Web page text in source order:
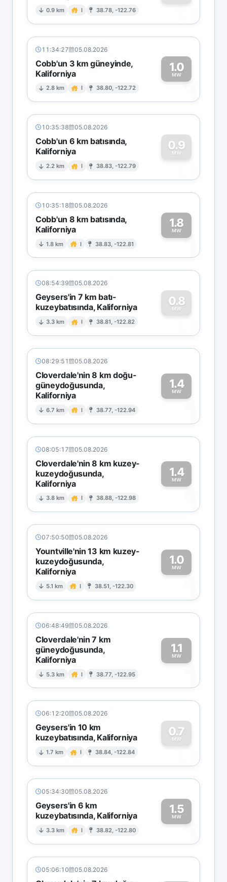
0.9 km I 38.78, -122.76 0
11:34:27 05.08.2026
Cobb'un 3 km güneyinde,
Kaliforniya
2.8 km I 38.80, -122.72
1.0
MW1
10:35:38 05.08.2026
Cobb'un 6 km batısında,
Kaliforniya
2.2 km I 38.83, -122.79
0.9
MW
0
10:35:18 05.08.2026
Cobb'un 8 km batısında,
Kaliforniya
1.8 km I 38.83, -122.81
1.8
MW1
08:54:39 05.08.2026
Geysers'in 7 km batı-
kuzeybatısında, Kaliforniya
3.3 km I 38.81, -122.82
0.8
MW
0
08:29:51 05.08.2026
Cloverdale'nin 8 km doğu-
güneydoğusunda,
Kaliforniya
6.7 km I 38.77, -122.94
1.4
MW
1
08:05:17 05.08.2026
Cloverdale'nin 8 km kuzey-
kuzeydoğusunda,
Kaliforniya
3.8 km I 38.88, -122.98
1.4
MW
1
07:50:50 05.08.2026
Yountville'nin 13 km kuzey-
kuzeydoğusunda,
Kaliforniya
5.1 km I 38.51, -122.30
1.0
MW
1
06:48:49 05.08.2026
Cloverdale'nin 7 km
güneydoğusunda,
Kaliforniya
5.3 km I 38.77, -122.95
1.1
MW
1
06:12:20 05.08.2026
Geysers'in 10 km
kuzeybatısında, Kaliforniya
1.7 km I 38.84, -122.84
0.7
MW
0
05:34:30 05.08.2026
Geysers'in 6 km
kuzeybatısında, Kaliforniya
3.3 km I 38.82, -122.80
1.5
MW1
05:06:10 05.08.2026